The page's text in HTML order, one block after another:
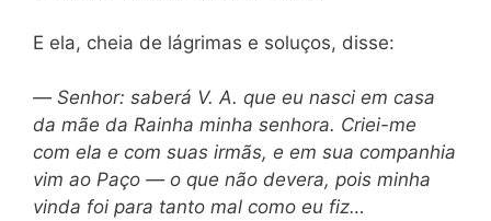
E ela, cheia de lágrimas e soluços, disse:
— Senhor: saberá V. A. que eu nasci em casa
da mãe da Rainha minha senhora. Criei-me
com ela e com suas irmãs, e em sua companhia
vim ao Paço — o que não devera, pois minha
vinda foi para tanto mal como eu fiz…